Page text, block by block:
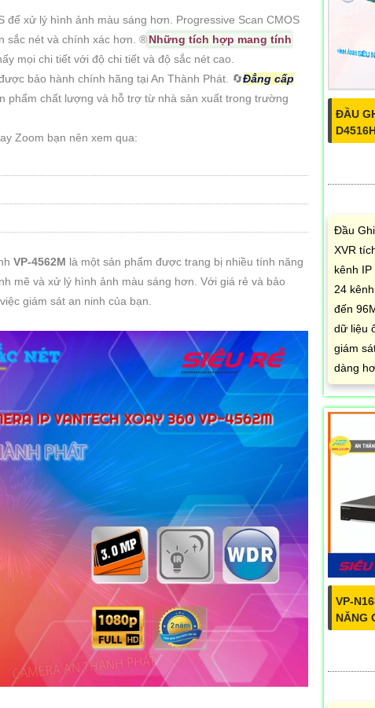
xử lý hình ảnh màu sáng hơn. Progressive Scan CMOS
sắc nét và chính xác hơn. ®️Những tích hợp mang tính
mọi chi tiết với độ chi tiết và độ sắc nét cao.
bảo hành chính hãng tại An Thành Phát. 🔄Đẳng cấp
phẩm chất lượng và hỗ trợ từ nhà sản xuất trong trường
Zoom bạn nên xem qua:
VP-4562M là một sản phẩm được trang bị nhiều tính năng
mẽ và xử lý hình ảnh màu sáng hơn. Với giá rẻ và bảo
giám sát an ninh của bạn.
ĐẦU
Đầu
XVR
kênh
24
đến
dữ liệu
giám
dàng
VP-
NĂNG